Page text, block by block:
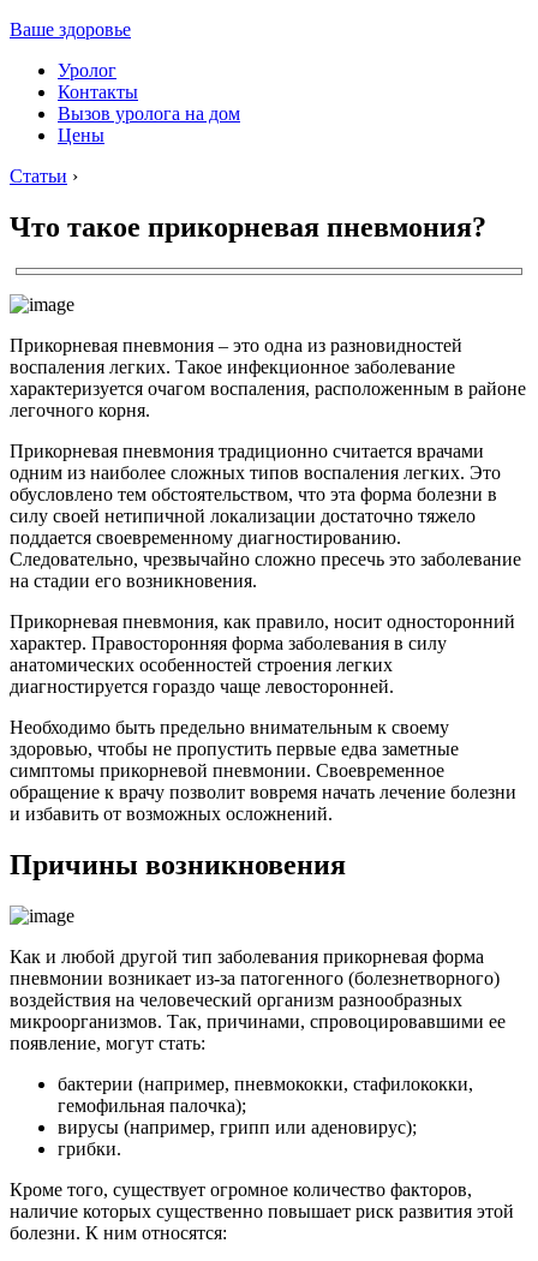
Ваше здоровье
Уролог
Контакты
Вызов уролога на дом
Цены
Статьи ›
Что такое прикорневая пневмония?
Прикорневая пневмония – это одна из разновидностей
воспаления легких. Такое инфекционное заболевание
характеризуется очагом воспаления, расположенным в районе
легочного корня.
Прикорневая пневмония традиционно считается врачами
одним из наиболее сложных типов воспаления легких. Это
обусловлено тем обстоятельством, что эта форма болезни в
силу своей нетипичной локализации достаточно тяжело
поддается своевременному диагностированию.
Следовательно, чрезвычайно сложно пресечь это заболевание
на стадии его возникновения.
Прикорневая пневмония, как правило, носит односторонний
характер. Правосторонняя форма заболевания в силу
анатомических особенностей строения легких
диагностируется гораздо чаще левосторонней.
Необходимо быть предельно внимательным к своему
здоровью, чтобы не пропустить первые едва заметные
симптомы прикорневой пневмонии. Своевременное
обращение к врачу позволит вовремя начать лечение болезни
и избавить от возможных осложнений.
Причины возникновения
Как и любой другой тип заболевания прикорневая форма
пневмонии возникает из-за патогенного (болезнетворного)
воздействия на человеческий организм разнообразных
микроорганизмов. Так, причинами, спровоцировавшими ее
появление, могут стать:
бактерии (например, пневмококки, стафилококки,
гемофильная палочка);
вирусы (например, грипп или аденовирус);
грибки.
Кроме того, существует огромное количество факторов,
наличие которых существенно повышает риск развития этой
болезни. К ним относятся: